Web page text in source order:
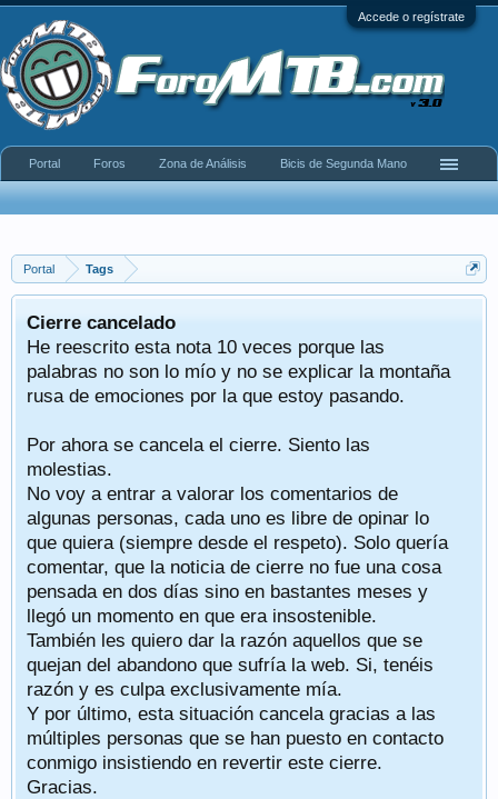
Accede o regístrate
Portal Tags
Cierre cancelado
He reescrito esta nota 10 veces porque las
palabras no son lo mío y no se explicar la montaña
rusa de emociones por la que estoy pasando.
Por ahora se cancela el cierre. Siento las
molestias.
No voy a entrar a valorar los comentarios de
algunas personas, cada uno es libre de opinar lo
que quiera (siempre desde el respeto). Solo quería
comentar, que la noticia de cierre no fue una cosa
pensada en dos días sino en bastantes meses y
llegó un momento en que era insostenible.
También les quiero dar la razón aquellos que se
quejan del abandono que sufría la web. Si, tenéis
razón y es culpa exclusivamente mía.
Y por último, esta situación cancela gracias a las
múltiples personas que se han puesto en contacto
conmigo insistiendo en revertir este cierre.
Gracias.
Portal Foros Zona de Análisis Bicis de Segunda Mano